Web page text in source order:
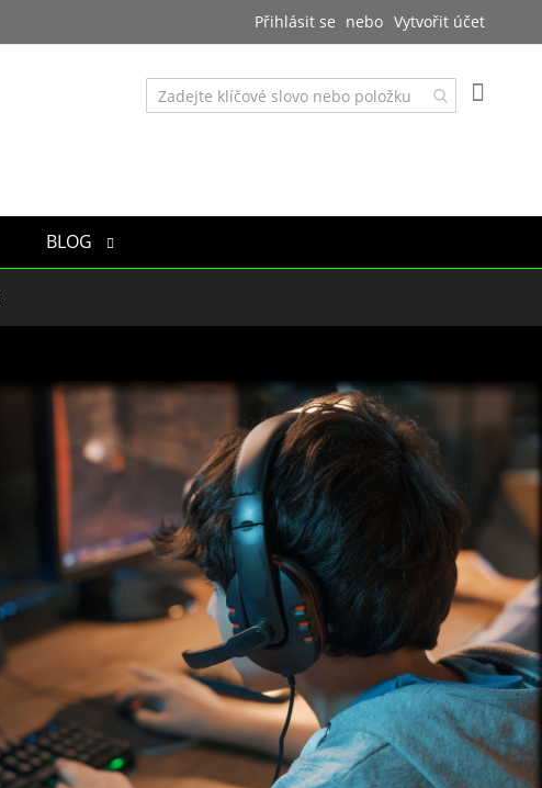
Přihlásit se Vytvořit účet
BLOG